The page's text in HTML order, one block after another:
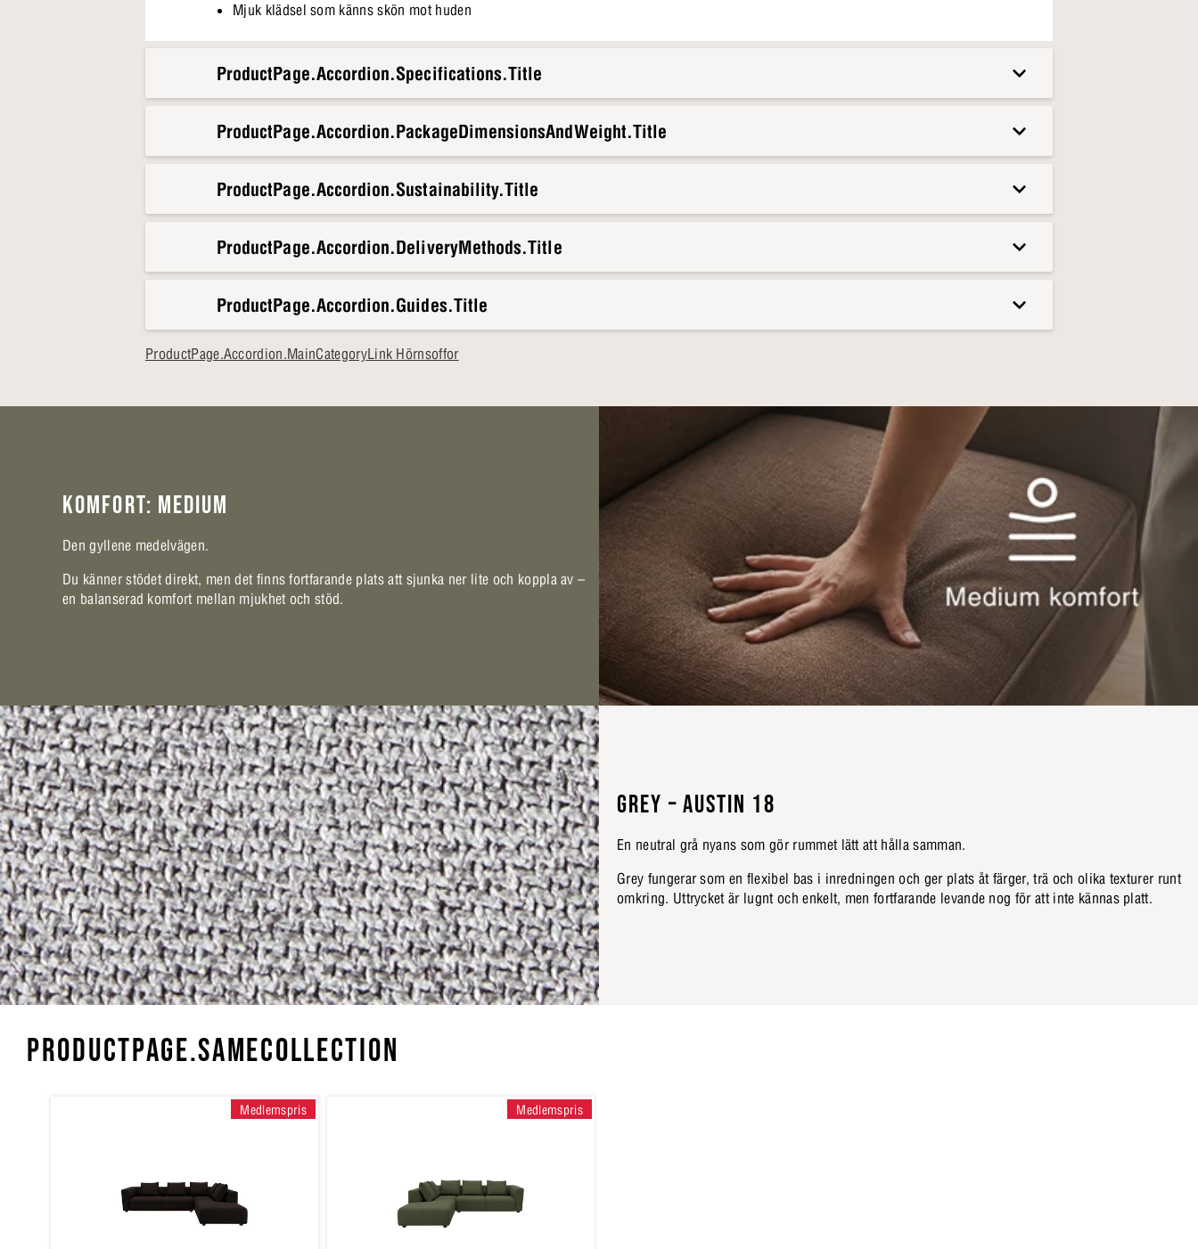
Mjuk klädsel som känns skön mot huden
ProductPage.Accordion.Specifications.Title
ProductPage.Accordion.PackageDimensionsAndWeight.Title
ProductPage.Accordion.Sustainability.Title
ProductPage.Accordion.DeliveryMethods.Title
ProductPage.Accordion.Guides.Title
ProductPage.Accordion.MainCategoryLink Hörnsoffor
KOMFORT: MEDIUM
Den gyllene medelvägen.
Du känner stödet direkt, men det finns fortfarande plats att sjunka ner lite och koppla av –
en balanserad komfort mellan mjukhet och stöd.
GREY – AUSTIN 18
En neutral grå nyans som gör rummet lätt att hålla samman.
Grey fungerar som en flexibel bas i inredningen och ger plats åt färger, trä och olika texturer runt
omkring. Uttrycket är lugnt och enkelt, men fortfarande levande nog för att inte kännas platt.
PRODUCTPAGE.SAMECOLLECTION
Medlemspris Medlemspris